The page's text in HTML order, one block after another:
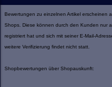
Bewertungen zu einzelnen Artikel erscheinen
Shops. Diese können durch den Kunden nur
registriert hat und sich mit seiner E-Mail-
weitere Verifizierung findet nicht statt.
Shopbewertungen über Shopauskunft: